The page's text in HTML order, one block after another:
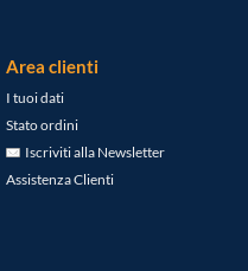
Area clienti
I tuoi dati
Stato ordini
Iscriviti alla Newsletter
Assistenza Clienti